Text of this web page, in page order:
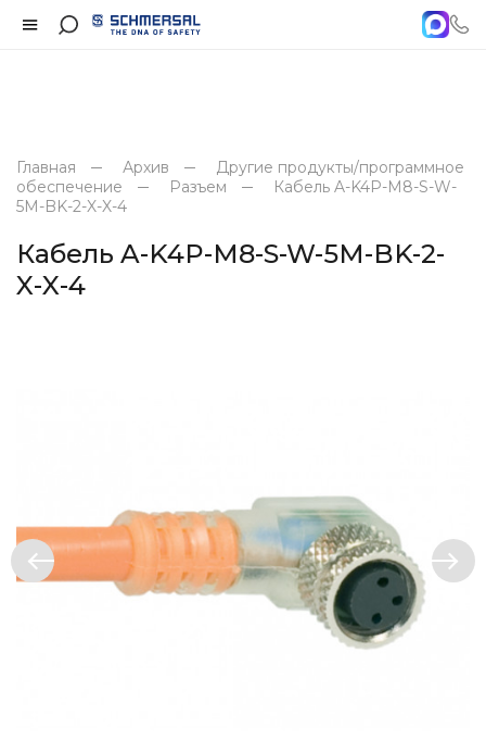
Главная Архив
Другие продукты/программное
обеспечение
Разъем
Кабель A-K4P-M8-S-W-
5M-BK-2-X-X-4
Кабель A-K4P-M8-S-W-5M-BK-2-
X-X-4